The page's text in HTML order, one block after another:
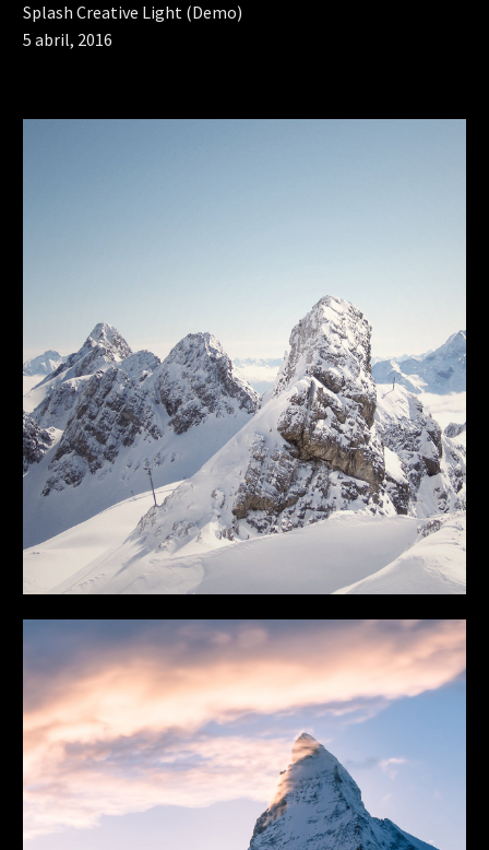
Splash Creative Light (Demo)
5 abril, 2016